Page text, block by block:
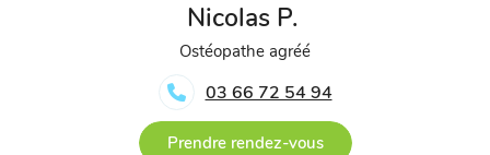
Nicolas P.
Ostéopathe agréé
03 66 72 54 94
Prendre rendez-vous